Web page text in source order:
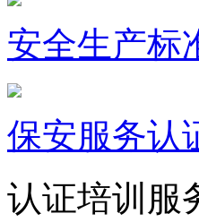
安全生产标
保安服务认
认证培训服